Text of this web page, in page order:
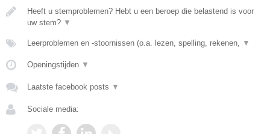
Heeft u stemproblemen? Hebt u een beroep die belastend is voor
uw stem? ▼
Leerproblemen en -stoornissen (o.a. lezen, spelling, rekenen, ▼
Openingstijden ▼
Laatste facebook posts ▼
Sociale media: